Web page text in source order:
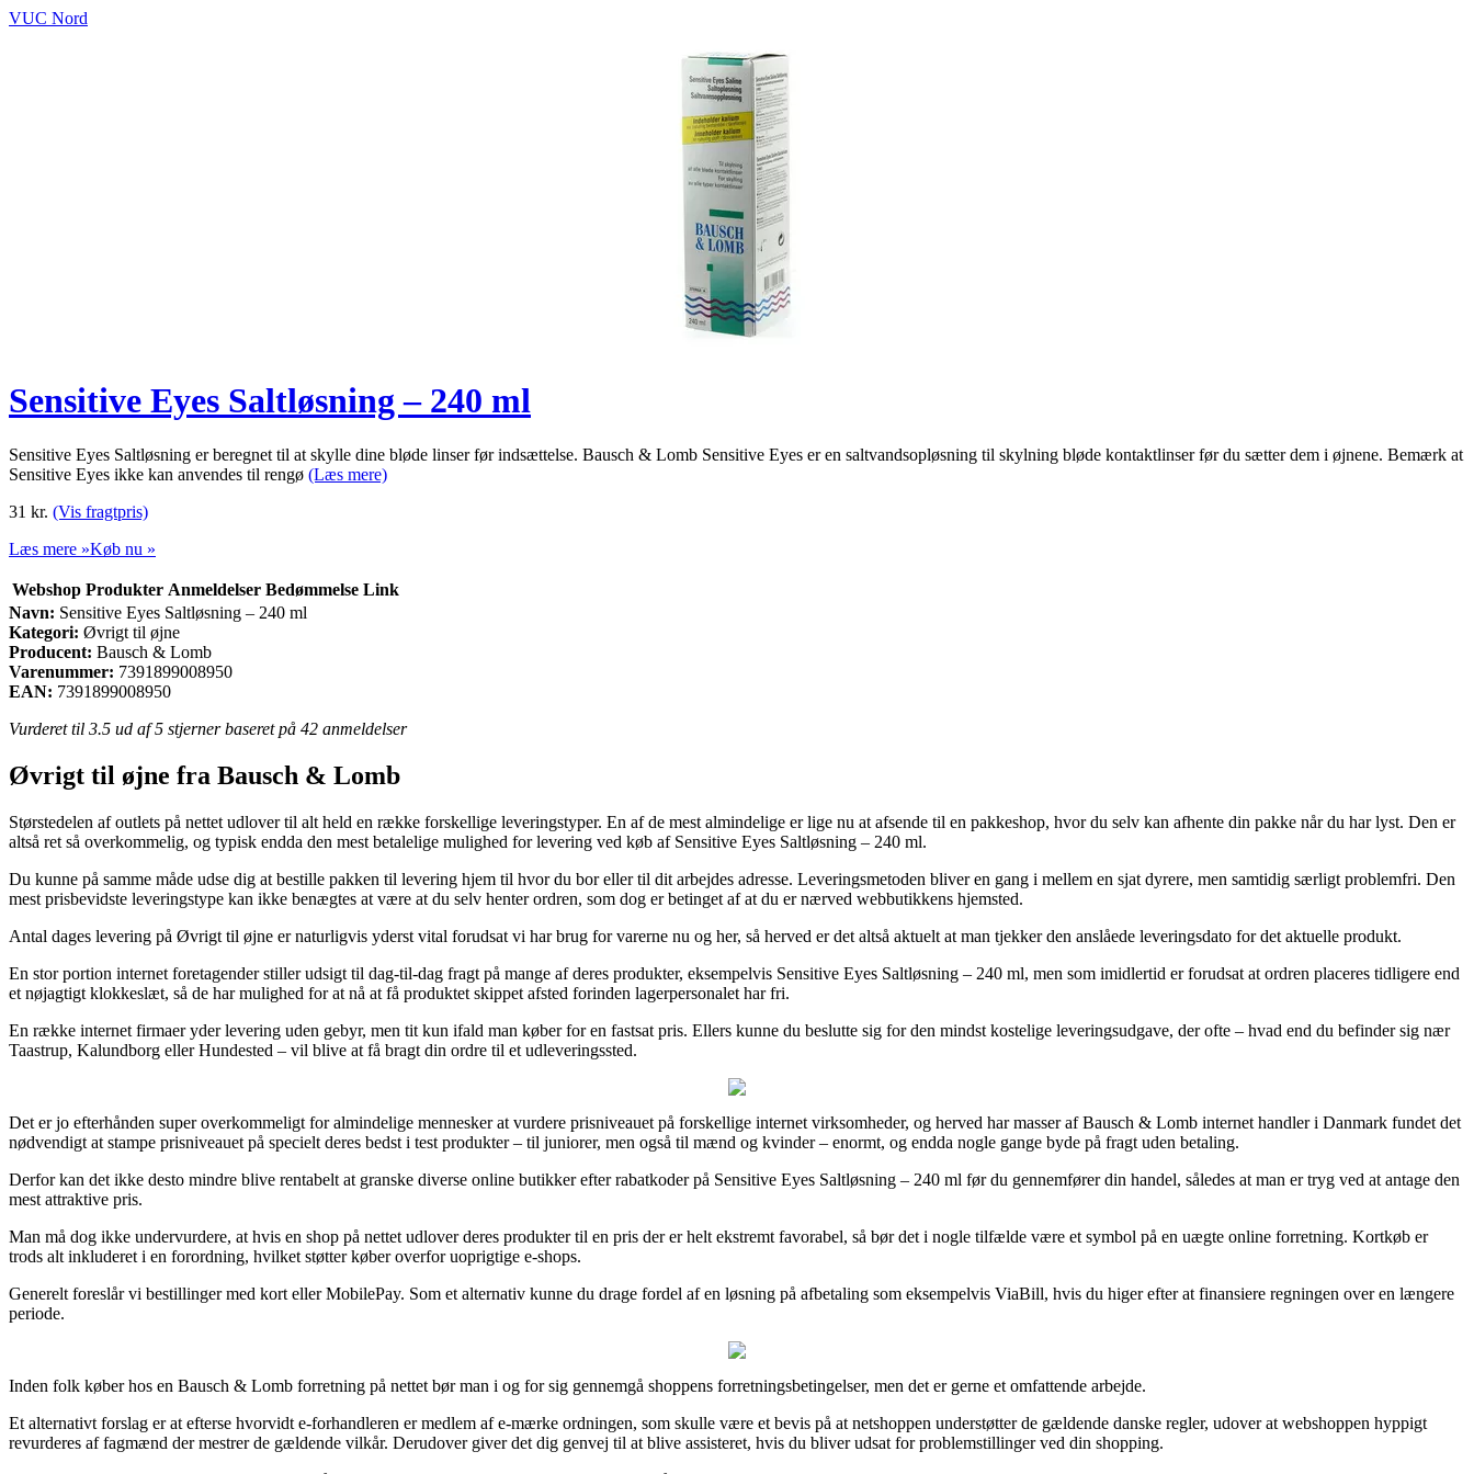
VUC Nord
Sensitive Eyes Saltløsning – 240 ml
Sensitive Eyes Saltløsning er beregnet til at skylle dine bløde linser før indsættelse. Bausch & Lomb Sensitive Eyes er en saltvandsopløsning til skylning bløde kontaktlinser før du sætter dem i øjnene. Bemærk at
Sensitive Eyes ikke kan anvendes til rengø (Læs mere)
31 kr. (Vis fragtpris)
Læs mere »Køb nu »
Webshop Produkter Anmeldelser Bedømmelse Link
Navn: Sensitive Eyes Saltløsning – 240 ml
Kategori: Øvrigt til øjne
Producent: Bausch & Lomb
Varenummer: 7391899008950
EAN: 7391899008950
Vurderet til 3.5 ud af 5 stjerner baseret på 42 anmeldelser
Øvrigt til øjne fra Bausch & Lomb
Størstedelen af outlets på nettet udlover til alt held en række forskellige leveringstyper. En af de mest almindelige er lige nu at afsende til en pakkeshop, hvor du selv kan afhente din pakke når du har lyst. Den er
altså ret så overkommelig, og typisk endda den mest betalelige mulighed for levering ved køb af Sensitive Eyes Saltløsning – 240 ml.
Du kunne på samme måde udse dig at bestille pakken til levering hjem til hvor du bor eller til dit arbejdes adresse. Leveringsmetoden bliver en gang i mellem en sjat dyrere, men samtidig særligt problemfri. Den
mest prisbevidste leveringstype kan ikke benægtes at være at du selv henter ordren, som dog er betinget af at du er nærved webbutikkens hjemsted.
Antal dages levering på Øvrigt til øjne er naturligvis yderst vital forudsat vi har brug for varerne nu og her, så herved er det altså aktuelt at man tjekker den anslåede leveringsdato for det aktuelle produkt.
En stor portion internet foretagender stiller udsigt til dag-til-dag fragt på mange af deres produkter, eksempelvis Sensitive Eyes Saltløsning – 240 ml, men som imidlertid er forudsat at ordren placeres tidligere end
et nøjagtigt klokkeslæt, så de har mulighed for at nå at få produktet skippet afsted forinden lagerpersonalet har fri.
En række internet firmaer yder levering uden gebyr, men tit kun ifald man køber for en fastsat pris. Ellers kunne du beslutte sig for den mindst kostelige leveringsudgave, der ofte – hvad end du befinder sig nær
Taastrup, Kalundborg eller Hundested – vil blive at få bragt din ordre til et udleveringssted.
Det er jo efterhånden super overkommeligt for almindelige mennesker at vurdere prisniveauet på forskellige internet virksomheder, og herved har masser af Bausch & Lomb internet handler i Danmark fundet det
nødvendigt at stampe prisniveauet på specielt deres bedst i test produkter – til juniorer, men også til mænd og kvinder – enormt, og endda nogle gange byde på fragt uden betaling.
Derfor kan det ikke desto mindre blive rentabelt at granske diverse online butikker efter rabatkoder på Sensitive Eyes Saltløsning – 240 ml før du gennemfører din handel, således at man er tryg ved at antage den
mest attraktive pris.
Man må dog ikke undervurdere, at hvis en shop på nettet udlover deres produkter til en pris der er helt ekstremt favorabel, så bør det i nogle tilfælde være et symbol på en uægte online forretning. Kortkøb er
trods alt inkluderet i en forordning, hvilket støtter køber overfor uoprigtige e-shops.
Generelt foreslår vi bestillinger med kort eller MobilePay. Som et alternativ kunne du drage fordel af en løsning på afbetaling som eksempelvis ViaBill, hvis du higer efter at finansiere regningen over en længere
periode.
Inden folk køber hos en Bausch & Lomb forretning på nettet bør man i og for sig gennemgå shoppens forretningsbetingelser, men det er gerne et omfattende arbejde.
Et alternativt forslag er at efterse hvorvidt e-forhandleren er medlem af e-mærke ordningen, som skulle være et bevis på at netshoppen understøtter de gældende danske regler, udover at webshoppen hyppigt
revurderes af fagmænd der mestrer de gældende vilkår. Derudover giver det dig genvej til at blive assisteret, hvis du bliver udsat for problemstillinger ved din shopping.